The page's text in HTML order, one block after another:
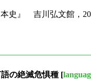
史』 吉川弘文館，
の絶滅危惧種 [